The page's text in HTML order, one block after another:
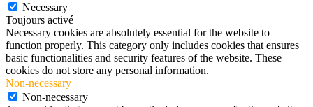
Necessary
Toujours activé
Necessary cookies are absolutely essential for the website to
function properly. This category only includes cookies that ensures
basic functionalities and security features of the website. These
cookies do not store any personal information.
Non-necessary
Non-necessary